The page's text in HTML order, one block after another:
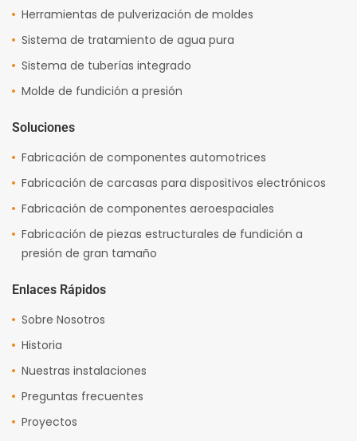
Herramientas de pulverización de moldes
Sistema de tratamiento de agua pura
Sistema de tuberías integrado
Molde de fundición a presión
Soluciones
Fabricación de componentes automotrices
Fabricación de carcasas para dispositivos electrónicos
Fabricación de componentes aeroespaciales
Fabricación de piezas estructurales de fundición a
presión de gran tamaño
Enlaces Rápidos
Sobre Nosotros
Historia
Nuestras instalaciones
Preguntas frecuentes
Proyectos